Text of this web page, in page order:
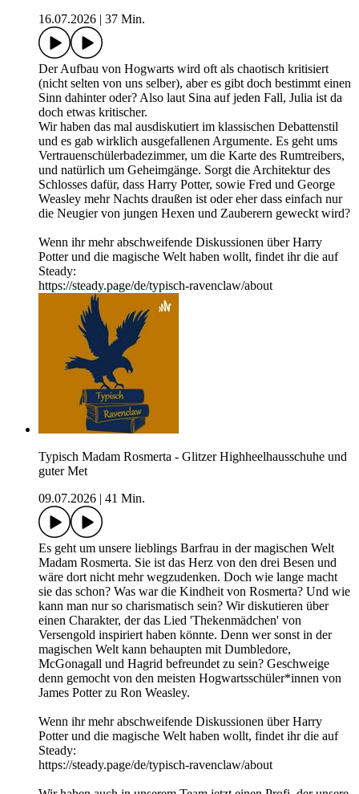
16.07.2026
37 Min.
Der Aufbau von Hogwarts wird oft als chaotisch kritisiert
(nicht selten von uns selber), aber es gibt doch bestimmt einen
Sinn dahinter oder? Also laut Sina auf jeden Fall, Julia ist da
doch etwas kritischer.
Wir haben das mal ausdiskutiert im klassischen Debattenstil
und es gab wirklich ausgefallenen Argumente. Es geht ums
Vertrauenschülerbadezimmer, um die Karte des Rumtreibers,
und natürlich um Geheimgänge. Sorgt die Architektur des
Schlosses dafür, dass Harry Potter, sowie Fred und George
Weasley mehr Nachts draußen ist oder eher dass einfach nur
die Neugier von jungen Hexen und Zauberern geweckt wird?
Wenn ihr mehr abschweifende Diskussionen über Harry
Potter und die magische Welt haben wollt, findet ihr die auf
Steady:
https://steady.page/de/typisch-ravenclaw/about
Typisch Madam Rosmerta - Glitzer Highheelhausschuhe und
guter Met
09.07.2026
41 Min.
Es geht um unsere lieblings Barfrau in der magischen Welt
Madam Rosmerta. Sie ist das Herz von den drei Besen und
wäre dort nicht mehr wegzudenken. Doch wie lange macht
sie das schon? Was war die Kindheit von Rosmerta? Und wie
kann man nur so charismatisch sein? Wir diskutieren über
einen Charakter, der das Lied 'Thekenmädchen' von
Versengold inspiriert haben könnte. Denn wer sonst in der
magischen Welt kann behaupten mit Dumbledore,
McGonagall und Hagrid befreundet zu sein? Geschweige
denn gemocht von den meisten Hogwartsschüler*innen von
James Potter zu Ron Weasley.
Wenn ihr mehr abschweifende Diskussionen über Harry
Potter und die magische Welt haben wollt, findet ihr die auf
Steady:
⁠https://steady.page/de/typisch-ravenclaw/about